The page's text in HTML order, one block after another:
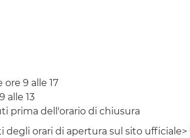
9 alle 17
alle 13
prima dell'orario di chiusura
degli orari di apertura sul sito ufficiale>